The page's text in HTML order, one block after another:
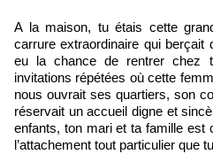
A la maison, tu étais cette
carrure extraordinaire qui berçait
eu la chance de rentrer chez
invitations répétées où cette
nous ouvrait ses quartiers, son
réservait un accueil digne et
enfants, ton mari et ta famille est
l’attachement tout particulier que